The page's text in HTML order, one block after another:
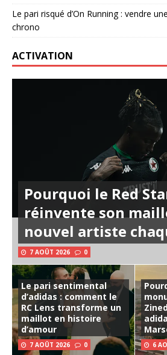
Le pari risqué d’On Running : vendre
chrono
ACTIVATION
Pourquoi le Red
réinvente son
nouvel artiste
7 AOÛT 2026 0
Le pari sentimental
d’adidas : comment le
RC Lens transforme un
maillot en histoire
d’amour
7 AOÛT 2026 0 6